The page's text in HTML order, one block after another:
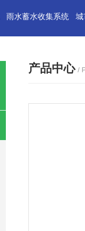
雨水蓄水收集系统 城
产品中心 /